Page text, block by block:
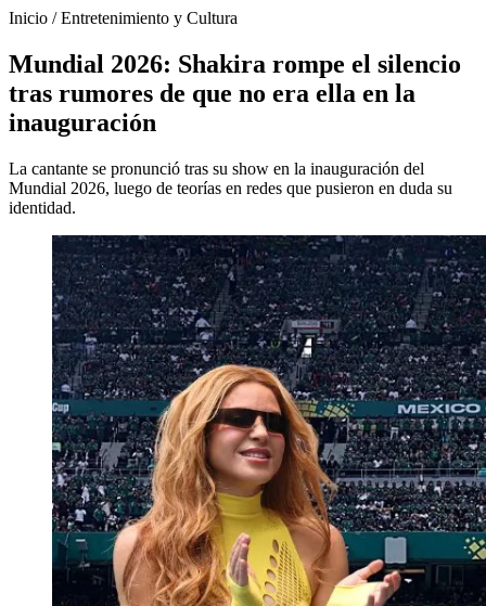
Inicio /Entretenimiento y Cultura
Mundial 2026: Shakira rompe el silencio
tras rumores de que no era ella en la
inauguración
La cantante se pronunció tras su show en la inauguración del
Mundial 2026, luego de teorías en redes que pusieron en duda su
identidad.